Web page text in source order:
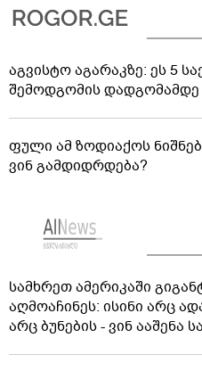
აგვისტო აგარაკზე: ეს 5
შემოდგომის დადგომამდე
ფული ამ ზოდიაქოს
ვინ გამდიდრდება?
სამხრეთ ამერიკაში
აღმოაჩინეს: ისინი არც
არც ბუნების - ვინ